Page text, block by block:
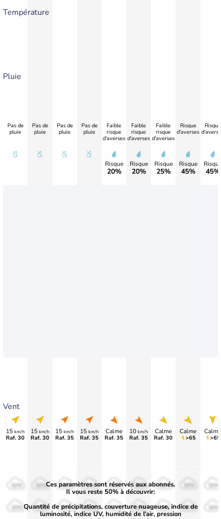
Température
Pluie
Vent
Pas de
pluie
15 km/h
Raf. 30
Pas de
pluie
15 km/h
Raf. 30
Pas de
pluie
15 km/h
Raf. 35
Pas de
pluie
15 km/h
Raf. 35
Faible
risque
d'averses
Risque
20%
Calme
Raf. 35
Faible
risque
d'averses
Risque
20%
10 km/h
Raf. 35
Faible
risque
d'averses
Risque
25%
Calme
Raf. 30
Risque
d'averses
Risque
45%
Calme
>65
Risque
45%
Calme
>65
50%
30%
50%
30%
50%
30%
50%
30%
50%
30%
50%
30%
50%
30% 30% 30%
Ces paramètres sont réservés aux abonnés.
Il vous reste 50% à découvrir:
Quantité de précipitations, couverture nuageuse, indice de
luminosité, indice UV, humidité de l'air, pression